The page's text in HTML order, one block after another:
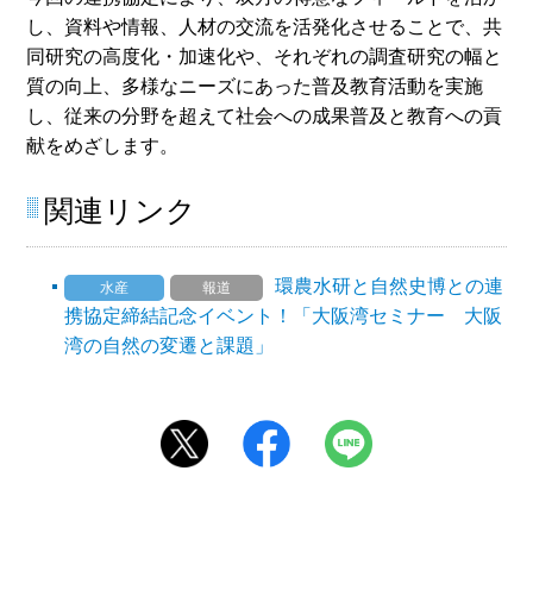
し、資料や情報、人材の交流を活発化させることで、共
同研究の高度化・加速化や、それぞれの調査研究の幅と
質の向上、多様なニーズにあった普及教育活動を実施
し、従来の分野を超えて社会への成果普及と教育への貢
献をめざします。
関連リンク
水産 報道
環農水研と自然史博との連
携協定締結記念イベント！「大阪湾セミナー 大阪
湾の自然の変遷と課題」